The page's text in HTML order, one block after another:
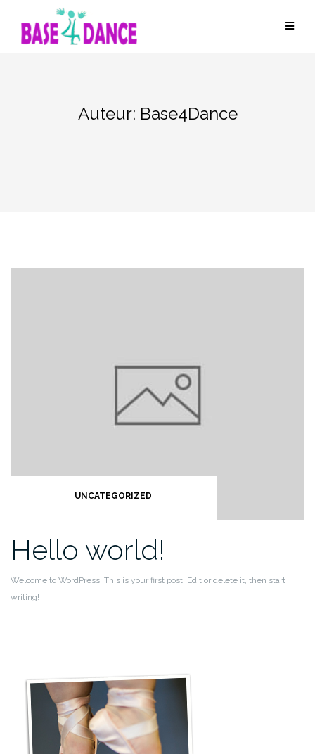
Auteur: Base4Dance
UNCATEGORIZED
Hello world!
Welcome to WordPress. This is your first post. Edit or delete it, then start
writing!